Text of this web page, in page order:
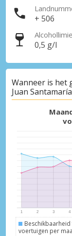
+ 506
0,5 g/l
Wanneer is het
Juan
Beschikbaarheid
voertuigen per